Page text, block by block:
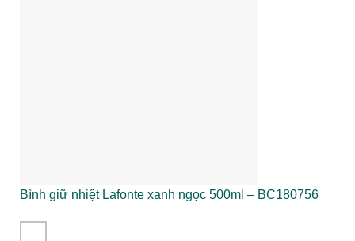
Bình giữ nhiệt Lafonte xanh ngọc 500ml – BC180756